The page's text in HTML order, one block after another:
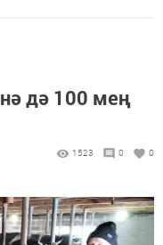
дә 100 мең
1523 0 0